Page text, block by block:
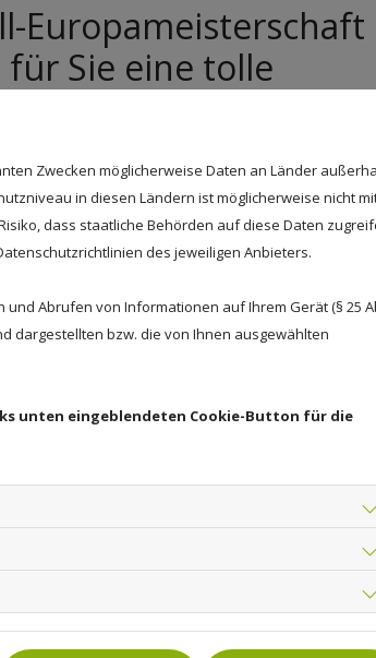
Europameisterschaft
Sie eine tolle
Sie für jedes gewonnene
Zwecken möglicherweise Daten an Länder
in diesen Ländern ist möglicherweise nicht
dass staatliche Behörden auf diese Daten
des jeweiligen Anbieters.
und Abrufen von Informationen auf Ihrem Gerät (§ 25
dargestellten bzw. die von Ihnen ausgewählten
unten eingeblendeten Cookie-Button für die